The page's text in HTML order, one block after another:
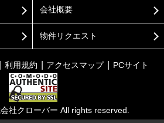
会社概要
物件リクエスト
利用規約 アクセスマップ PCサイト
社クローバー All rights reserved.